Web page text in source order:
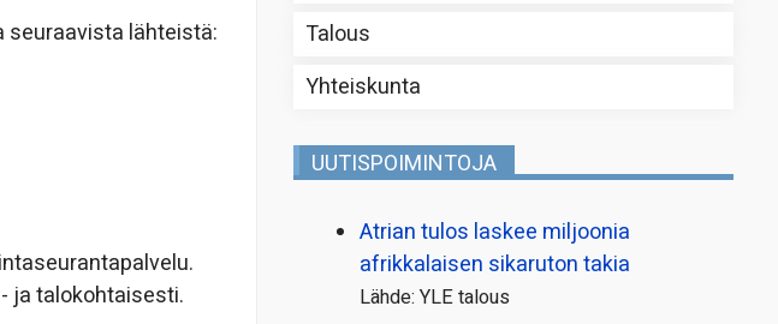
lähteistä:
ja talokohtaisesti.
Talous
Yhteiskunta
UUTISPOIMINTOJA
Atrian tulos laskee miljoonia
afrikkalaisen sikaruton takia
Lähde: YLE talous